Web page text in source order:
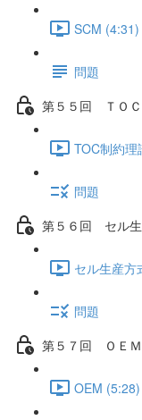
SCM (4:31)
問題
第５５回 ＴＯＣ
TOC制約理
問題
第５６回 セル
セル生産方
問題
第５７回 ＯＥＭ
OEM (5:28)